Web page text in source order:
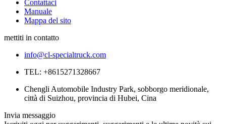
Contattaci
Manuale
Mappa del sito
mettiti in contatto
info@cl-specialtruck.com
TEL: +8615271328667
Chengli Automobile Industry Park, sobborgo meridionale,
città di Suizhou, provincia di Hubei, Cina
Invia messaggio